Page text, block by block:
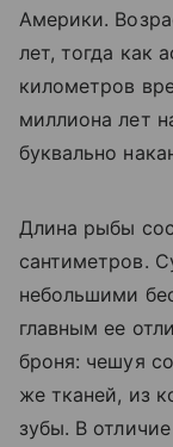
Америки.
лет, тогда как
километров
миллиона лет
буквально
Длина рыбы
сантиметров.
небольшими
главным ее
броня: чешуя
же тканей, из
зубы. В